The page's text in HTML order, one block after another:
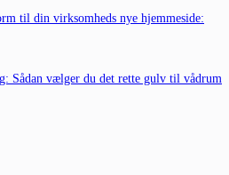
til din virksomheds nye hjemmeside:
Sådan vælger du det rette gulv til vådrum